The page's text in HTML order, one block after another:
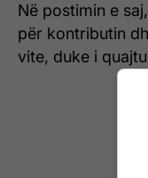
Në postimin e
për kontributin
vite, duke i